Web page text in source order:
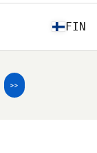
FIN
>>